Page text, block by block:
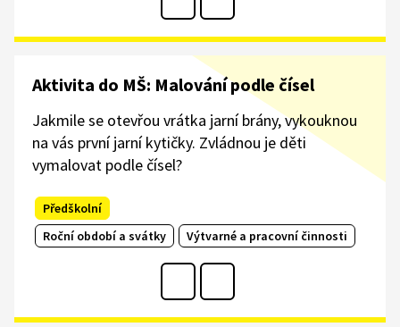
Aktivita do MŠ: Malování podle čísel
Jakmile se otevřou vrátka jarní brány, vykouknou
na vás první jarní kytičky. Zvládnou je děti
vymalovat podle čísel?
Předškolní
Roční období a svátky
Výtvarné a pracovní činnosti